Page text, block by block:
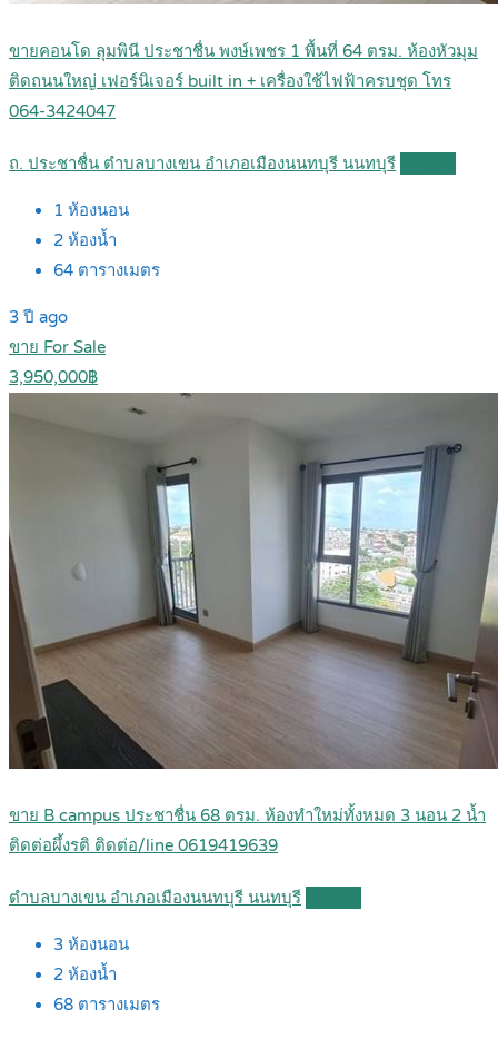
ขายคอนโด ลุมพินี ประชาชื่น พงษ์เพชร 1 พื้นที่ 64 ตรม. ห้องหัวมุม
ติดถนนใหญ่ เฟอร์นิเจอร์ built in + เครื่องใช้ไฟฟ้าครบชุด โทร
064-3424047
ถ. ประชาชื่น ตำบลบางเขน อำเภอเมืองนนทบุรี นนทบุรี
1 ห้องนอน
2 ห้องน้ำ
64 ตารางเมตร
3 ปี ago
ขาย For Sale
3,950,000฿
ขาย B campus ประชาชื่น 68 ตรม. ห้องทำใหม่ทั้งหมด 3 นอน 2 น้ำ
ติดต่อผึ้งรติ ติดต่อ/line 0619419639
ตำบลบางเขน อำเภอเมืองนนทบุรี นนทบุรี
3 ห้องนอน
2 ห้องน้ำ
68 ตารางเมตร